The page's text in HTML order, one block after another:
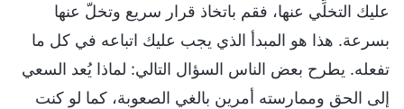
عليك التخلِّي عنها، فقم باتخاذ قرار سريع وتخلّ عنها
بسرعة. هذا هو المبدأ الذي يجب عليك اتباعه في كل ما
تفعله. يطرح بعض الناس السؤال التالي: لماذا يُعد السعي
إلى الحق وممارسته أمرين بالغي الصعوبة، كما لو كنت